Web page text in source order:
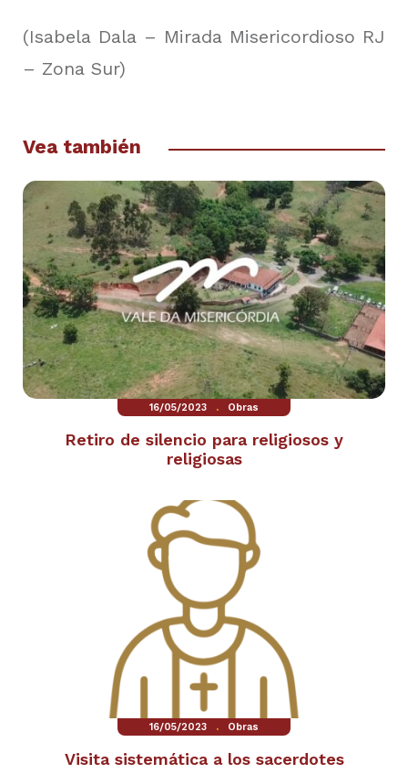
(Isabela Dala – Mirada Misericordioso RJ
– Zona Sur)
Vea también
16/05/2023 . Obras
Retiro de silencio para religiosos y
religiosas
16/05/2023 . Obras
Visita sistemática a los sacerdotes